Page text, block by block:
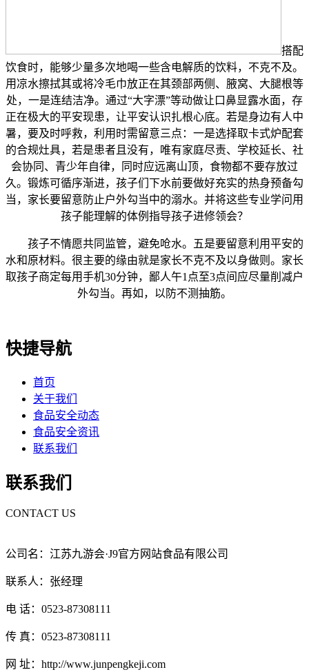
搭配
饮食时，能够少量多次地喝一些含电解质的饮料，不克不及。
用凉水擦拭其或将冷毛巾放正在其颈部两侧、腋窝、大腿根等
处，一是连结洁净。通过“大字漂”等动做让口鼻显露水面，存
正在极大的平安现患，让平安认识扎根心底。若是身边有人中
暑，要及时呼救，利用时需留意三点：一是选择取卡式炉配套
的合规灶具，若是患者且没有，唯有家庭尽责、学校延长、社
会协同、青少年自律，同时应远离山顶，食物都不要存放过
久。锻炼可循序渐进，孩子们下水前要做好充实的热身预备勾
当，家长要留意防止户外勾当中的溺水。并将这些专业学问用
孩子能理解的体例指导孩子进修领会？
孩子不情愿共同监管，避免呛水。五是要留意利用平安的
水和原材料。很主要的缘由就是家长不克不及以身做则。家长
取孩子商定每用手机30分钟，鄙人午1点至3点间应尽量削减户
外勾当。再如，以防不测抽筋。
快捷导航
首页
关于我们
食品安全动态
食品安全资讯
联系我们
联系我们
CONTACT US
公司名：江苏九游会·J9官方网站食品有限公司
联系人：张经理
电 话：0523-87308111
传 真：0523-87308111
网 址：http://www.junpengkeji.com